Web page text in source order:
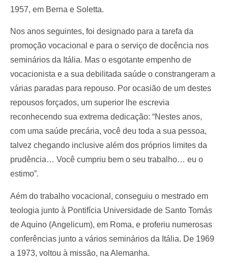
1957, em Berna e Soletta.
Nos anos seguintes, foi designado para a tarefa da
promoção vocacional e para o serviço de docência nos
seminários da Itália. Mas o esgotante empenho de
vocacionista e a sua debilitada saúde o constrangeram a
várias paradas para repouso. Por ocasião de um destes
repousos forçados, um superior lhe escrevia
reconhecendo sua extrema dedicação: “Nestes anos,
com uma saúde precária, você deu toda a sua pessoa,
talvez chegando inclusive além dos próprios limites da
prudência… Você cumpriu bem o seu trabalho… eu o
estimo”.
Aém do trabalho vocacional, conseguiu o mestrado em
teologia junto à Pontifícia Universidade de Santo Tomás
de Aquino (Angelicum), em Roma, e proferiu numerosas
conferências junto a vários seminários da Itália. De 1969
a 1973, voltou à missão, na Alemanha.